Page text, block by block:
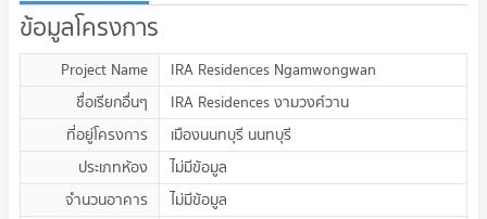
ข้อมูลโครงการ
Project Name
IRA Residences Ngamwongwan
ชื่อเรียกอื่นๆ
IRA Residences งามวงศ์วาน
ที่อยู่โครงการ
เมืองนนทบุรี นนทบุรี
ประเภทห้อง
ไม่มีข้อมูล
จำนวนอาคาร
ไม่มีข้อมูล